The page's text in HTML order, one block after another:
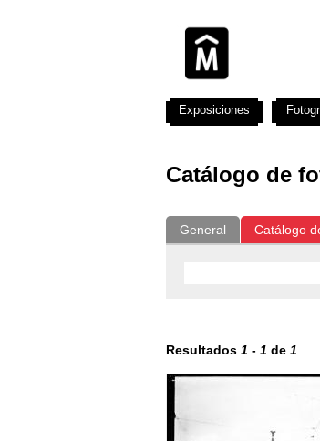
Catálogo de
General Catálogo
Resultados 1 - 1 de 1
Exposiciones